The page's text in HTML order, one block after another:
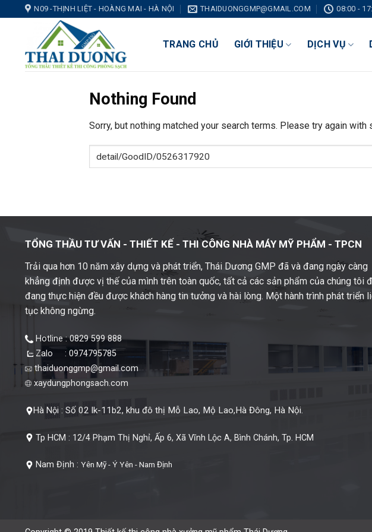
N09 -THỊNH LIỆT - HOÀNG MAI - HÀ NỘI THAIDUONGGMP@GMAIL.COM 08:00 -
TRANG CHỦ GIỚI THIỆU DỊCH VỤ
Nothing Found
Sorry, but nothing matched your search terms. Please try again
TỔNG THẦU TƯ VẤN - THIẾT KẾ - THI CÔNG NHÀ MÁY MỸ PHẨM - TPCN
Trải qua hơn 10 năm xây dựng và phát triển, Thái Dương GMP đã và đang ngày càng
khẳng định được vị thế của mình trên toàn quốc, tất cả các sản phẩm của chúng tôi
đang thực hiện đều được khách hàng tin tưởng và hài lòng. Một hành trình phát triển
tục không ngừng.
Hotline : 0829 599 888
Zalo : 0974795785
thaiduonggmp@gmail.com
xaydungphongsach.com
Hà Nội :Số 02 lk-11b2, khu đô thị Mỗ Lao, Mộ Lao,Hà Đông, Hà Nội.
Tp HCM : 12/4 Phạm Thị Nghỉ, Ấp 6, Xã Vĩnh Lộc A, Bình Chánh, Tp. HCM
Nam Định : Yên Mỹ - Ý Yên - Nam Định